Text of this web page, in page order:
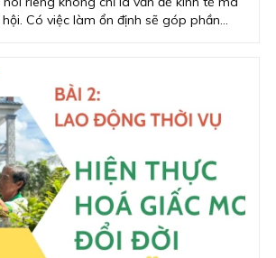
Có việc làm ổn định sẽ góp phần
cận thị trường lao động quốc tế, tăng
tệ, góp phần thúc đẩy mối quan hệ hợp
giữa các quốc gia và vùng lãnh thổ
nhân lực chất lượng.